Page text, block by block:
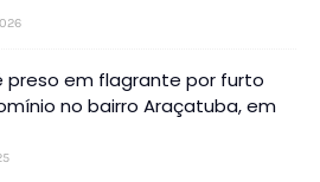
preso em flagrante por furto
no bairro Araçatuba, em